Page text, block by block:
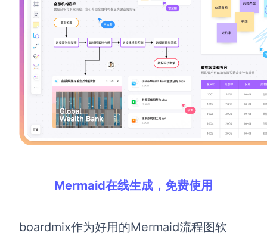
Mermaid在线生成，免费使用
boardmix作为好用的Mermaid流程图软